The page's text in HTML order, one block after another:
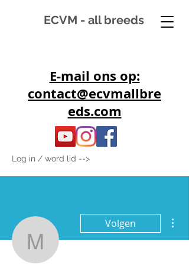
ECVM - all breeds
E-mail ons op:
contact@ecvmallbre
eds.com
Log in / word lid -->
mkoopmans06
Volgen